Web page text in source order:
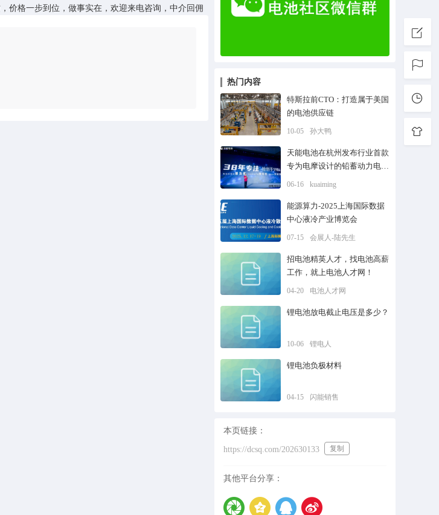
价格一步到位，做事实在，欢迎来电咨询，中介回佣
热门内容
特斯拉前CTO：打造属于美国
的电池供应链
10-05 孙大鸭
天能电池在杭州发布行业首款
专为电摩设计的铅蓄动力电池
——天冠系列
06-16 kuaiming
能源算力-2025上海国际数据
中心液冷产业博览会
07-15 会展人-陆先生
招电池精英人才，找电池高薪
工作，就上电池人才网！
04-20 电池人才网
锂电池放电截止电压是多少？
10-06 锂电人
锂电池负极材料
04-15 闪能销售
本页链接：
https://dcsq.com/202630133 复制
其他平台分享：